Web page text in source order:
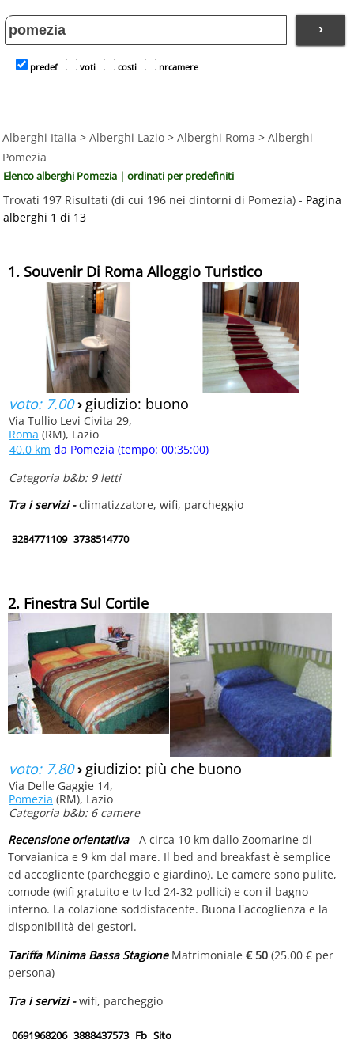
›
predef voti costi nrcamere
Alberghi Italia > Alberghi Lazio > Alberghi Roma > Alberghi
Pomezia
Elenco alberghi Pomezia | ordinati per predefiniti
Trovati 197 Risultati (di cui 196 nei dintorni di Pomezia) - Pagina
alberghi 1 di 13
1. Souvenir Di Roma Alloggio Turistico
voto: 7.00› giudizio: buono
Via Tullio Levi Civita 29,
Roma (RM), Lazio
40.0 km da Pomezia (tempo: 00:35:00)
Categoria b&b: 9 letti
Tra i servizi -climatizzatore, wifi, parcheggio
3284771109 3738514770
2. Finestra Sul Cortile
voto: 7.80› giudizio: più che buono
Via Delle Gaggie 14,
Pomezia (RM), Lazio
Categoria b&b: 6 camere
Recensione orientativa- A circa 10 km dallo Zoomarine di
Torvaianica e 9 km dal mare. Il bed and breakfast è semplice
ed accogliente (parcheggio e giardino). Le camere sono pulite,
comode (wifi gratuito e tv lcd 24-32 pollici) e con il bagno
interno. La colazione soddisfacente. Buona l'accoglienza e la
disponibilità dei gestori.
Tariffa Minima Bassa StagioneMatrimoniale € 50 (25.00 € per
persona)
Tra i servizi -wifi, parcheggio
0691968206 3888437573 Fb Sito